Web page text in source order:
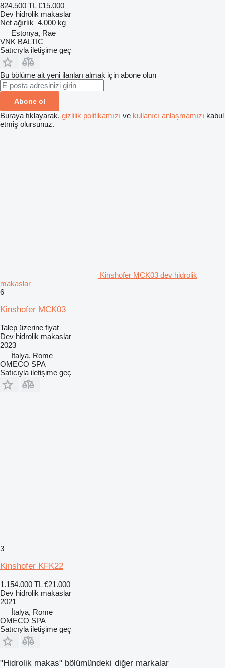
824.500 TL €15.000
Dev hidrolik makaslar
Net ağırlık 4.000 kg
Estonya, Rae
VNK BALTIC
Satıcıyla iletişime geç
Bu bölüme ait yeni ilanları almak için abone olun
Abone ol
Buraya tıklayarak, gizlilik politikamızı ve kullanıcı anlaşmamızı kabul
etmiş olursunuz.
Kinshofer MCK03 dev hidrolik
makaslar
6
Kinshofer MCK03
Talep üzerine fiyat
Dev hidrolik makaslar
2023
İtalya, Rome
OMECO SPA
Satıcıyla iletişime geç
3
Kinshofer KFK22
1.154.000 TL €21.000
Dev hidrolik makaslar
2021
İtalya, Rome
OMECO SPA
Satıcıyla iletişime geç
"Hidrolik makas" bölümündeki diğer markalar